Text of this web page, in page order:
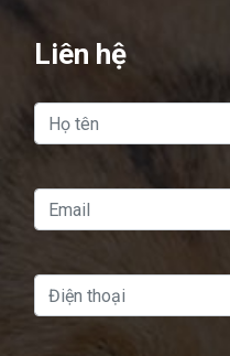
Liên hệ